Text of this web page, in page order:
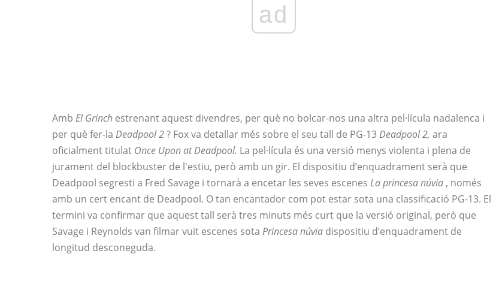
ad
Amb El Grinch estrenant aquest divendres, per què no bolcar-nos una altra pel·lícula nadalenca i
per què fer-la Deadpool 2? Fox va detallar més sobre el seu tall de PG-13Deadpool 2, ara
oficialment titulat Once Upon at Deadpool. La pel·lícula és una versió menys violenta i plena de
jurament del blockbuster de l'estiu, però amb un gir. El dispositiu d’enquadrament serà que
Deadpool segresti a Fred Savage i tornarà a encetar les seves escenes La princesa núvia , només
amb un cert encant de Deadpool. O tan encantador com pot estar sota una classificació PG-13. El
termini va confirmar que aquest tall serà tres minuts més curt que la versió original, però que
Savage i Reynolds van filmar vuit escenes sota Princesa núvia dispositiu d’enquadrament de
longitud desconeguda.